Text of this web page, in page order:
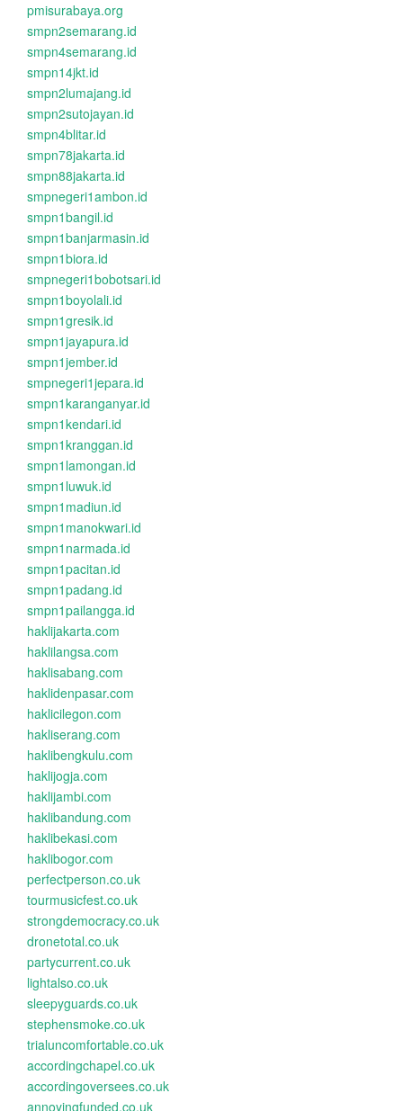
pmisurabaya.org
smpn2semarang.id
smpn4semarang.id
smpn14jkt.id
smpn2lumajang.id
smpn2sutojayan.id
smpn4blitar.id
smpn78jakarta.id
smpn88jakarta.id
smpnegeri1ambon.id
smpn1bangil.id
smpn1banjarmasin.id
smpn1biora.id
smpnegeri1bobotsari.id
smpn1boyolali.id
smpn1gresik.id
smpn1jayapura.id
smpn1jember.id
smpnegeri1jepara.id
smpn1karanganyar.id
smpn1kendari.id
smpn1kranggan.id
smpn1lamongan.id
smpn1luwuk.id
smpn1madiun.id
smpn1manokwari.id
smpn1narmada.id
smpn1pacitan.id
smpn1padang.id
smpn1pailangga.id
haklijakarta.com
haklilangsa.com
haklisabang.com
haklidenpasar.com
haklicilegon.com
hakliserang.com
haklibengkulu.com
haklijogja.com
haklijambi.com
haklibandung.com
haklibekasi.com
haklibogor.com
perfectperson.co.uk
tourmusicfest.co.uk
strongdemocracy.co.uk
dronetotal.co.uk
partycurrent.co.uk
lightalso.co.uk
sleepyguards.co.uk
stephensmoke.co.uk
trialuncomfortable.co.uk
accordingchapel.co.uk
accordingoversees.co.uk
annoyingfunded.co.uk